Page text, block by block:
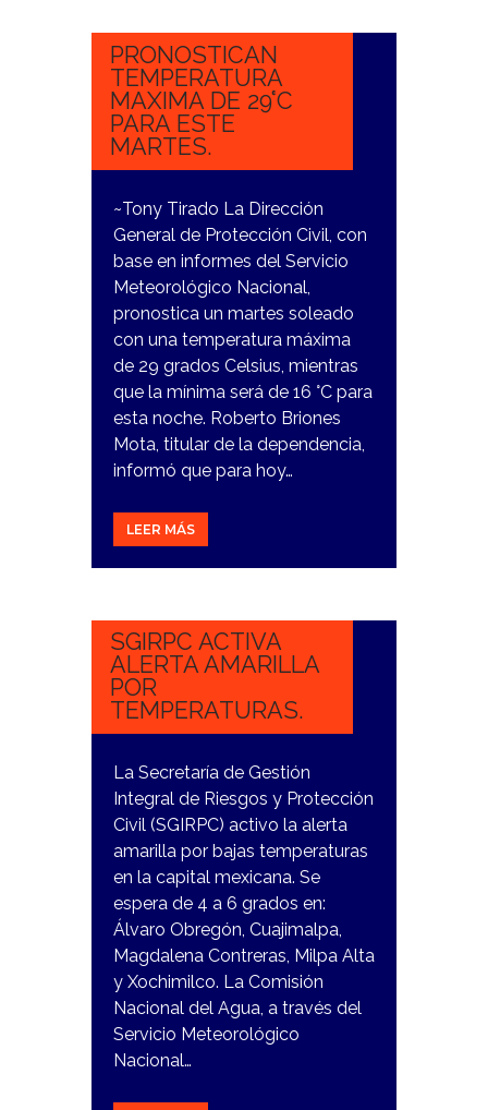
PRONOSTICAN
TEMPERATURA
MAXIMA DE 29°C
PARA ESTE
MARTES.
~Tony Tirado La Dirección
General de Protección Civil, con
base en informes del Servicio
Meteorológico Nacional,
pronostica un martes soleado
con una temperatura máxima
de 29 grados Celsius, mientras
que la mínima será de 16 °C para
esta noche. Roberto Briones
Mota, titular de la dependencia,
informó que para hoy…
LEER MÁS
6
SGIRPC ACTIVA
ALERTA AMARILLA
POR
TEMPERATURAS.
La Secretaría de Gestión
Integral de Riesgos y Protección
Civil (SGIRPC) activo la alerta
amarilla por bajas temperaturas
en la capital mexicana. Se
espera de 4 a 6 grados en:
Álvaro Obregón, Cuajimalpa,
Magdalena Contreras, Milpa Alta
y Xochimilco. La Comisión
Nacional del Agua, a través del
Servicio Meteorológico
Nacional…